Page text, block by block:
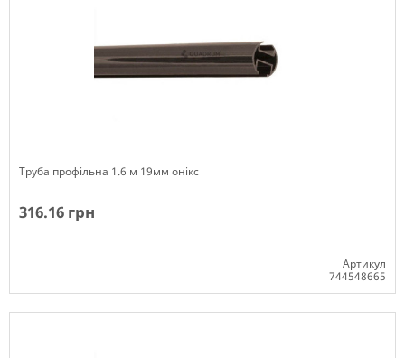
Труба профільна 1.6 м 19мм онікс
316.16 грн
Артикул
744548665